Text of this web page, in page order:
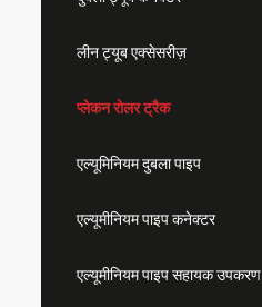
लीन ट्यूब एक्सेसरीज़
प्लेकन रोलर ट्रैक
एल्यूमिनियम दुबला पाइप
एल्यूमीनियम पाइप कनेक्टर
एल्यूमीनियम पाइप सहायक उपकरण